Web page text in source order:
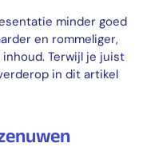
minder goed
en rommeliger,
Terwijl je juist
in dit artikel